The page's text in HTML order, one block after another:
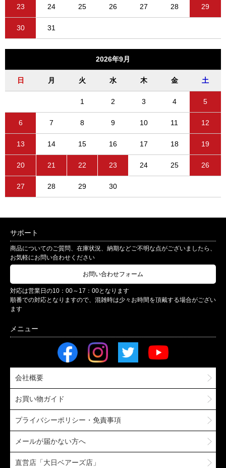
23 24 25 26 27 28 29
30 31
2026年9月
日 月 火 水 木 金 土
1 2 3 4 5
6 7 8 9 10 11 12
13 14 15 16 17 18 19
20 21 22 23 24 25 26
27 28 29 30
サポート
商品についてのご質問、在庫状況、納期などご不明な点がございましたら、
お気軽にお問い合わせください
お問い合わせフォーム
対応は営業日の10：00～17：00となります
順番での対応となりますので、混雑時は少々お時間を頂戴する場合がござい
ます
会社概要
お買い物ガイド
プライバシーポリシー・免責事項
メールが届かない方へ
直営店「大日ベアーズ店」